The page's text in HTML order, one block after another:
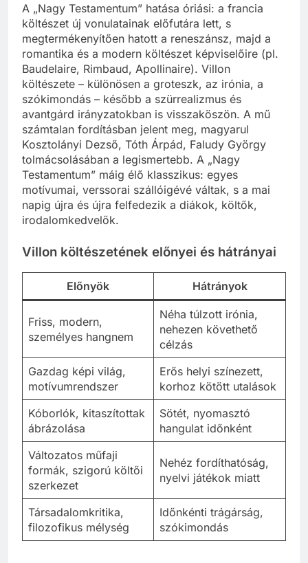
A „Nagy Testamentum” hatása óriási: a francia
költészet új vonulatainak előfutára lett, s
megtermékenyítően hatott a reneszánsz, majd a
romantika és a modern költészet képviselőire (pl.
Baudelaire, Rimbaud, Apollinaire). Villon
költészete – különösen a groteszk, az irónia, a
szókimondás – később a szürrealizmus és
avantgárd irányzatokban is visszaköszön. A mű
számtalan fordításban jelent meg, magyarul
Kosztolányi Dezső, Tóth Árpád, Faludy György
tolmácsolásában a legismertebb. A „Nagy
Testamentum” máig élő klasszikus: egyes
motívumai, verssorai szállóigévé váltak, s a mai
napig újra és újra felfedezik a diákok, költők,
irodalomkedvelők.
Villon költészetének előnyei és hátrányai
Előnyök Hátrányok
Friss, modern,
személyes hangnem
Néha túlzott irónia,
nehezen követhető
célzás
Gazdag képi világ,
motívumrendszer
Erős helyi színezett,
korhoz kötött utalások
Kóborlók, kitaszítottak
ábrázolása
Sötét, nyomasztó
hangulat időnként
Változatos műfaji
formák, szigorú költői
szerkezet
Nehéz fordíthatóság,
nyelvi játékok miatt
Társadalomkritika,
filozofikus mélység
Időnkénti trágárság,
szókimondás